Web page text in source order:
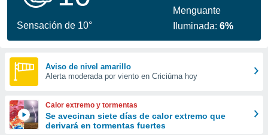
calidad.
a este
las
y
digital
basada
Sensación de 10°
Menguante
Iluminada:6%
Aviso de nivel amarillo
Alerta moderada por viento en Criciúma hoy
Calor extremo y tormentas
Se avecinan siete días de calor extremo que
derivará en tormentas fuertes